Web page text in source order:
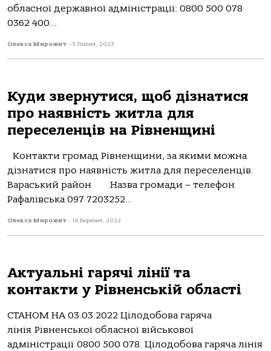
обласної державної адміністрації: 0800 500 078
0362 400...
Олекса Мирожит - 3 Липня, 2023
Куди звернутися, щоб дізнатися
про наявність житла для
переселенців на Рівненщині
Контакти громад Рівненщини, за якими можна
дізнатися про наявність житла для переселенців.
Вараський район Назва громади – телефон
Рафалівська 097 7203252...
Олекса Мирожит - 14 Березня, 2022
Актуальні гарячі лінії та
контакти у Рівненській області
СТАНОМ НА 03.03.2022 Цілодобова гаряча
лінія Рівненської обласної військової
адміністрації 0800 500 078. Цілодобова гаряча лінія